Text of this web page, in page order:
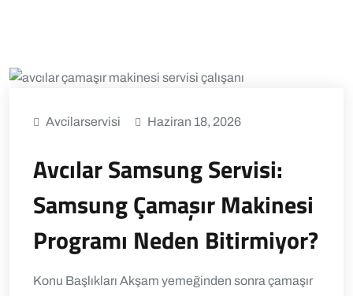
Avcilarservisi Haziran 18, 2026
Avcılar Samsung Servisi:
Samsung Çamaşır Makinesi
Programı Neden Bitirmiyor?
Konu Başlıkları Akşam yemeğinden sonra çamaşır